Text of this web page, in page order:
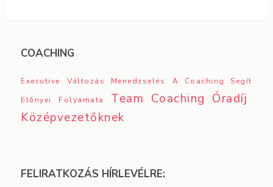
COACHING
Executive Változás Menedzselés
A Coaching Segít
Előnyei
Folyamata Team Coaching Óradíj
Középvezetőknek
FELIRATKOZÁS HÍRLEVÉLRE: